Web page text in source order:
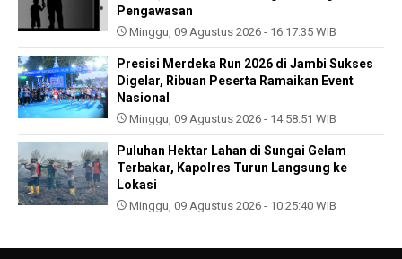
Pengawasan
Minggu, 09 Agustus 2026 - 16:17:35 WIB
Presisi Merdeka Run 2026 di Jambi Sukses
Digelar, Ribuan Peserta Ramaikan Event
Nasional
Minggu, 09 Agustus 2026 - 14:58:51 WIB
Puluhan Hektar Lahan di Sungai Gelam
Terbakar, Kapolres Turun Langsung ke
Lokasi
Minggu, 09 Agustus 2026 - 10:25:40 WIB